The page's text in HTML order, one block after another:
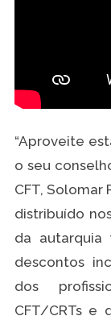
“Aproveite
o seu
CFT,
distribuído
da autarquia
descontos
dos
CFT/CRTs e